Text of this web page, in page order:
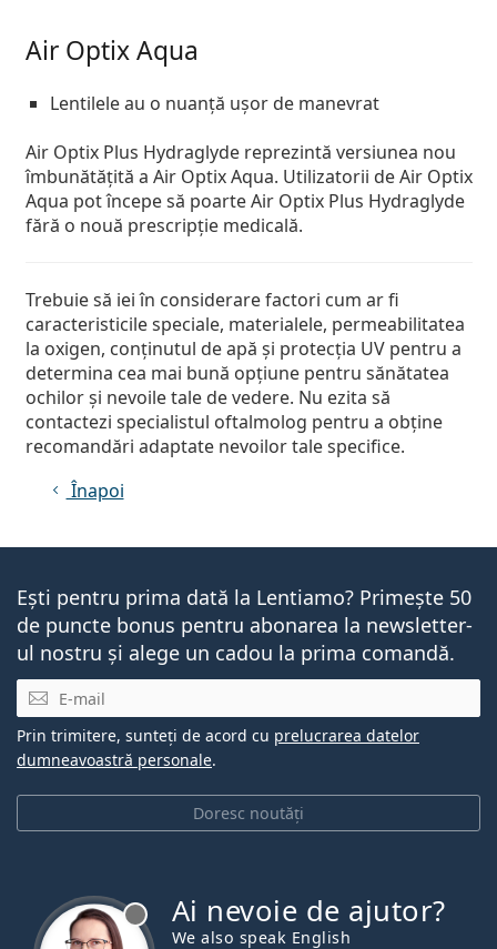
Air Optix Aqua
Lentilele au o nuanță ușor de manevrat
Air Optix Plus Hydraglyde reprezintă versiunea nou
îmbunătățită a Air Optix Aqua. Utilizatorii de Air Optix
Aqua pot începe să poarte Air Optix Plus Hydraglyde
fără o nouă prescripție medicală.
Trebuie să iei în considerare factori cum ar fi
caracteristicile speciale, materialele, permeabilitatea
la oxigen, conținutul de apă și protecția UV pentru a
determina cea mai bună opțiune pentru sănătatea
ochilor și nevoile tale de vedere. Nu ezita să
contactezi specialistul oftalmolog pentru a obține
recomandări adaptate nevoilor tale specifice.
Înapoi
Ești pentru prima dată la Lentiamo? Primește 50
de puncte bonus pentru abonarea la newsletter-
ul nostru și alege un cadou la prima comandă.
E-mail
Doresc noutăți
Prin trimitere, sunteți de acord cu prelucrarea datelor
dumneavoastră personale.
Ai nevoie de ajutor?
We also speak English